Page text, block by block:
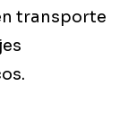
transporte